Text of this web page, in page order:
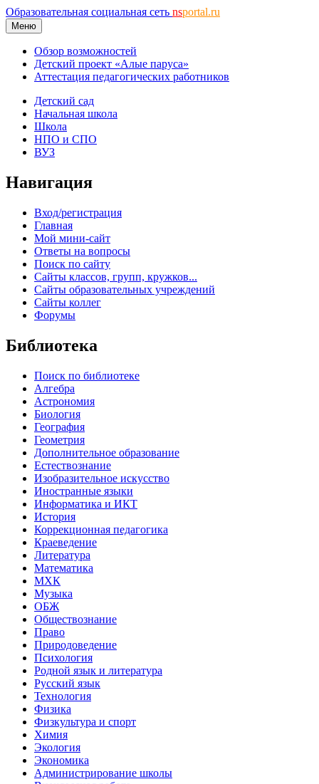
Образовательная социальная сеть nsportal.ru
Меню
Обзор возможностей
Детский проект «Алые паруса»
Аттестация педагогических работников
Детский сад
Начальная школа
Школа
НПО и СПО
ВУЗ
Навигация
Вход/регистрация
Главная
Мой мини-сайт
Ответы на вопросы
Поиск по сайту
Сайты классов, групп, кружков...
Сайты образовательных учреждений
Сайты коллег
Форумы
Библиотека
Поиск по библиотеке
Алгебра
Астрономия
Биология
География
Геометрия
Дополнительное образование
Естествознание
Изобразительное искусство
Иностранные языки
Информатика и ИКТ
История
Коррекционная педагогика
Краеведение
Литература
Математика
МХК
Музыка
ОБЖ
Обществознание
Право
Природоведение
Психология
Родной язык и литература
Русский язык
Технология
Физика
Физкультура и спорт
Химия
Экология
Экономика
Администрирование школы